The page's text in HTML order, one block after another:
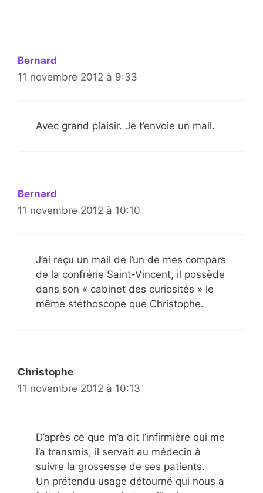
Bernard
11 novembre 2012 à 9:33
Avec grand plaisir. Je t’envoie un mail.
Bernard
11 novembre 2012 à 10:10
J’ai reçu un mail de l’un de mes compars
de la confrérie Saint-Vincent, il possède
dans son « cabinet des curiosités » le
même stéthoscope que Christophe.
Christophe
11 novembre 2012 à 10:13
D’après ce que m’a dit l’infirmière qui me
l’a transmis, il servait au médecin à
suivre la grossesse de ses patients.
Un prétendu usage détourné qui nous a